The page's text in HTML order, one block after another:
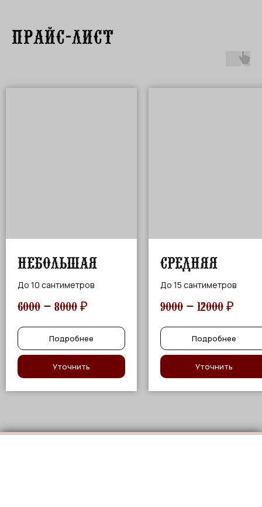
Прайс-лист
Небольшая
До 10 сантиметров
6000 — 8000 ₽
Подробнее
Уточнить
средняя
До 15 сантиметров
9000 — 12000 ₽
Подробнее
Уточнить